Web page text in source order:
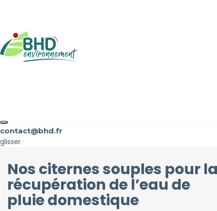
contact@bhd.fr
glisser
Nos citernes souples pour
récupération de l’eau de
pluie domestique